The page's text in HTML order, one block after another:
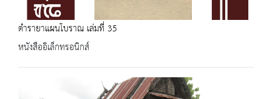
ตำรายาแผนโบราณ เล่มที่ 35
หนังสืออิเล็กทรอนิกส์